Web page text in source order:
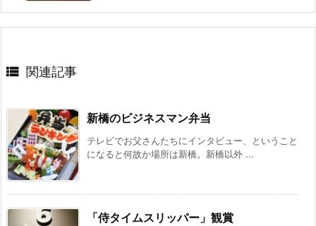
 関連記事
新橋のビジネスマン弁当
テレビでお父さんたちにインタビュー、ということ
になると何故か場所は新橋。新橋以外 ...
「侍タイムスリッパー」観賞